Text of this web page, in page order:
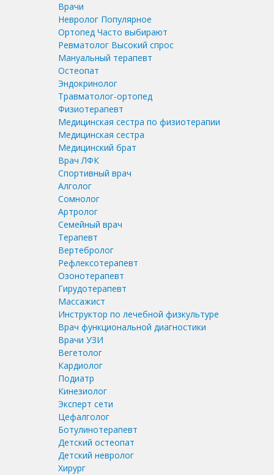
Врачи
Невролог Популярное
Ортопед Часто выбирают
Ревматолог Высокий спрос
Мануальный терапевт
Остеопат
Эндокринолог
Травматолог-ортопед
Физиотерапевт
Медицинская сестра по физиотерапии
Медицинская сестра
Медицинский брат
Врач ЛФК
Спортивный врач
Алголог
Сомнолог
Артролог
Семейный врач
Терапевт
Вертебролог
Рефлексотерапевт
Озонотерапевт
Гирудотерапевт
Массажист
Инструктор по лечебной физкультуре
Врач функциональной диагностики
Врачи УЗИ
Вегетолог
Кардиолог
Подиатр
Кинезиолог
Эксперт сети
Цефалголог
Ботулинотерапевт
Детский остеопат
Детский невролог
Хирург